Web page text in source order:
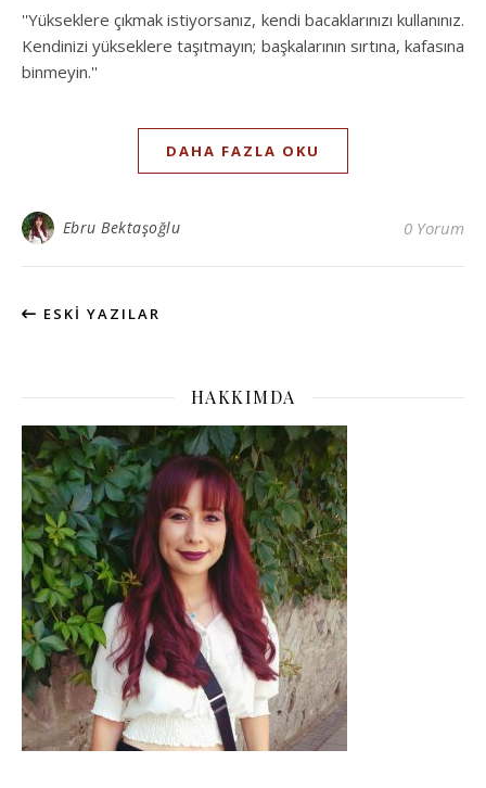
''Yükseklere çıkmak istiyorsanız, kendi bacaklarınızı kullanınız.
Kendinizi yükseklere taşıtmayın; başkalarının sırtına, kafasına
binmeyin.''
DAHA FAZLA OKU
Ebru Bektaşoğlu 0 Yorum
ESKI YAZILAR
HAKKIMDA